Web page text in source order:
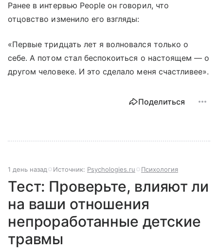
Ранее в интервью People он говорил, что
отцовство изменило его взгляды:
«Первые тридцать лет я волновался только о
себе. А потом стал беспокоиться о настоящем — о
другом человеке. И это сделало меня счастливее».
Поделиться
1 день назад Источник: Psychologies.ru Психология
Тест: Проверьте, влияют ли
на ваши отношения
непроработанные детские
травмы